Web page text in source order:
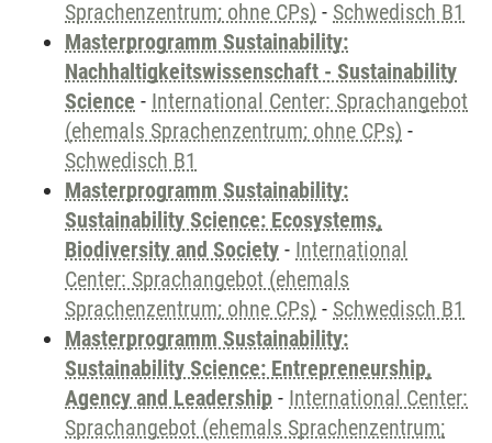
Sprachenzentrum; ohne CPs) - Schwedisch B1
Masterprogramm Sustainability:
Nachhaltigkeitswissenschaft - Sustainability
Science - International Center: Sprachangebot
(ehemals Sprachenzentrum; ohne CPs) -
Schwedisch B1
Masterprogramm Sustainability:
Sustainability Science: Ecosystems,
Biodiversity and Society - International
Center: Sprachangebot (ehemals
Sprachenzentrum; ohne CPs) - Schwedisch B1
Masterprogramm Sustainability:
Sustainability Science: Entrepreneurship,
Agency and Leadership - International Center:
Sprachangebot (ehemals Sprachenzentrum;